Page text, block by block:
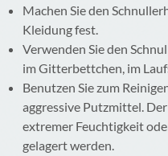
Machen Sie den
Kleidung fest.
Verwenden Sie den
im Gitterbettchen, im
Benutzen Sie zum
aggressive Putzmittel.
extremer Feuchtigkeit
gelagert werden.